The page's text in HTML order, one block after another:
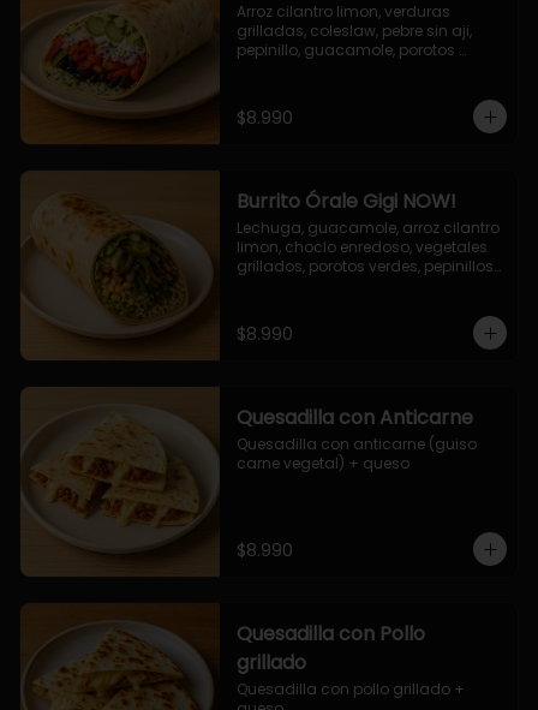
Arroz cilantro limon, verduras
grilladas, coleslaw, pebre sin aji,
pepinillo, guacamole, porotos
$8.990
Burrito Órale Gigi NOW!
Lechuga, guacamole, arroz cilantro
limon, choclo enredoso, vegetales
grillados, porotos verdes, pepinillos
$8.990
Quesadilla con Anticarne
Quesadilla con anticarne (guiso
carne vegetal) + queso
$8.990
Quesadilla con Pollo
grillado
Quesadilla con pollo grillado +